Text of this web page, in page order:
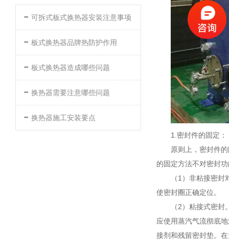
- 可拆式板式换热器安装注意事项
- 板式换热器品牌热防护作用
- 板式换热器造成哪些问题
- 换热器需要注意哪些问题
- 换热器施工安装要点
1.密封件的固定：
原则上，密封件
的固定方法不对密封
（1）非粘接密
使密封圈正确定位。
（2）粘接式密
应使用蒸汽气流彻底
接剂和残留密封垫。